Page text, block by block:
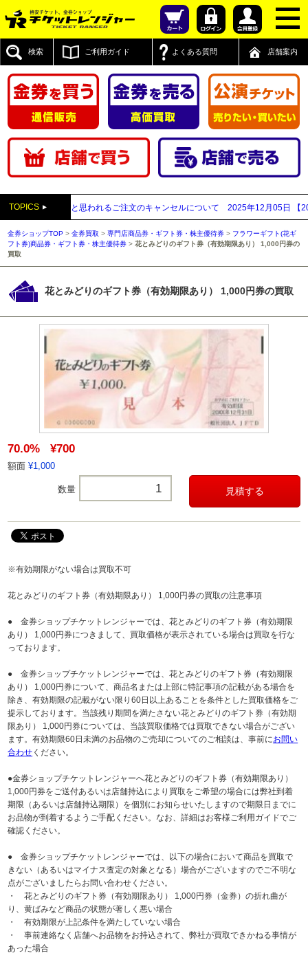
検索 ご利用ガイド よくある質問 店舗案内
TOPICS
買取業者と思われるご注文のキャンセルについて 2025年12月05日 【2025年
金券ショップTOP >金券買取 >専門店商品券・ギフト券・株主優待券 > フラワーギフト(花ギ
フト券)商品券・ギフト券・株主優待券 >花とみどりのギフト券（有効期限あり） 1,000円券の
買取
花とみどりのギフト券（有効期限あり） 1,000円券の買取
70.0% ¥700
額面 ¥1,000
数量
※有効期限がない場合は買取不可
花とみどりのギフト券（有効期限あり） 1,000円券の買取の注意事項
● 金券ショップチケットレンジャーでは、花とみどりのギフト券（有効期限
あり） 1,000円券につきまして、買取価格が表示されている場合は買取を行な
っております。
● 金券ショップチケットレンジャーでは、花とみどりのギフト券（有効期限
あり） 1,000円券について、商品名または上部に特記事項の記載がある場合を
除き、有効期限の記載がない限り60日以上あることを条件とした買取価格をご
提示しております。当該残り期間を満たさない花とみどりのギフト券（有効期
限あり） 1,000円券については、当該買取価格では買取できない場合がござい
ます。有効期限60日未満のお品物のご売却についてのご相談は、事前にお問い
合わせ ください。
●金券ショップチケットレンジャーへ花とみどりのギフト券（有効期限あり）
1,000円券をご送付あるいは店舗持込により買取をご希望の場合には弊社到着
期限（あるいは店舗持込期限）を個別にお知らせいたしますので期限日までに
お品物が到着するようご手配ください。なお、詳細はお客様ご利用ガイドでご
確認ください。
● 金券ショップチケットレンジャーでは、以下の場合において商品を買取で
きない（あるいはマイナス査定の対象となる）場合がございますのでご不明な
点がございましたらお問い合わせください。
・ 花とみどりのギフト券（有効期限あり） 1,000円券（金券）の折れ曲が
り、黄ばみなど商品の状態が著しく悪い場合
・ 有効期限が上記条件を満たしていない場合
・ 事前連絡なく店舗へお品物をお持込されて、弊社が買取できかねる事情が
あった場合